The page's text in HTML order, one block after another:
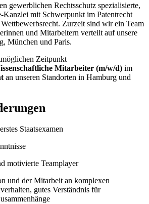
gewerblichen Rechtsschutz spezialisierte,
Kanzlei mit Schwerpunkt im Patentrecht
Zurzeit sind wir ein Team
und Mitarbeitern verteilt auf unsere
München und Paris.
Zeitpunkt
Mitarbeiter (m/w/d) im
an unseren Standorten in Hamburg und
Staatsexamen
motivierte Teamplayer
und der Mitarbeit an komplexen
gutes Verständnis für